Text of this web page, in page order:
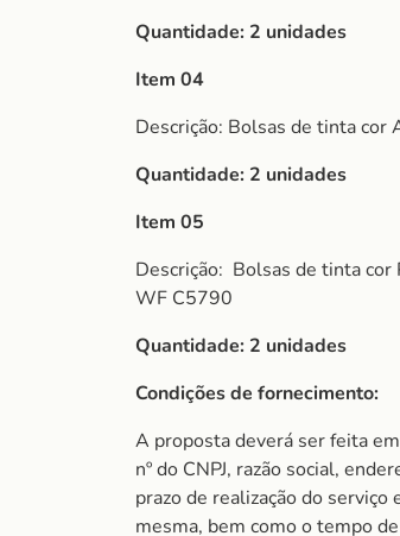
Quantidade: 2 unidades
Item 04
Descrição: Bolsas de tinta
Quantidade: 2 unidades
Item 05
Descrição: Bolsas de tinta
WF C5790
Quantidade: 2 unidades
Condições de fornecimento:
A proposta deverá ser feita
nº do CNPJ, razão social,
prazo de realização do serviço
mesma, bem como o tempo